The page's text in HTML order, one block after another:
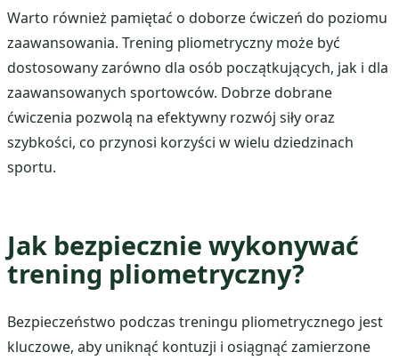
Warto również pamiętać o doborze ćwiczeń do poziomu
zaawansowania. Trening pliometryczny może być
dostosowany zarówno dla osób początkujących, jak i dla
zaawansowanych sportowców. Dobrze dobrane
ćwiczenia pozwolą na efektywny rozwój siły oraz
szybkości, co przynosi korzyści w wielu dziedzinach
sportu.
Jak bezpiecznie wykonywać
trening pliometryczny?
Bezpieczeństwo podczas treningu pliometrycznego jest
kluczowe, aby uniknąć kontuzji i osiągnąć zamierzone